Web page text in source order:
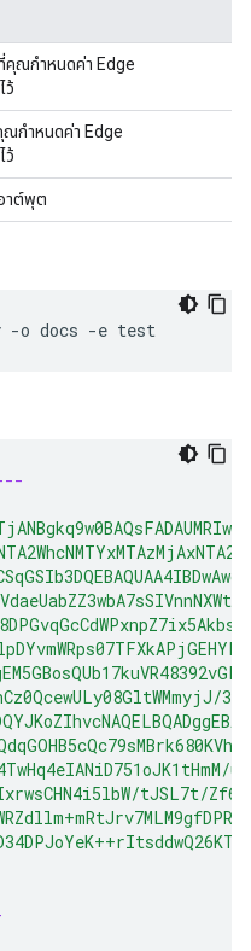
คุณกำหนดค่า Edge
ว้
กำหนดค่า Edge
ว้
าต์พุต
-o docs -e test
tJSL7t/